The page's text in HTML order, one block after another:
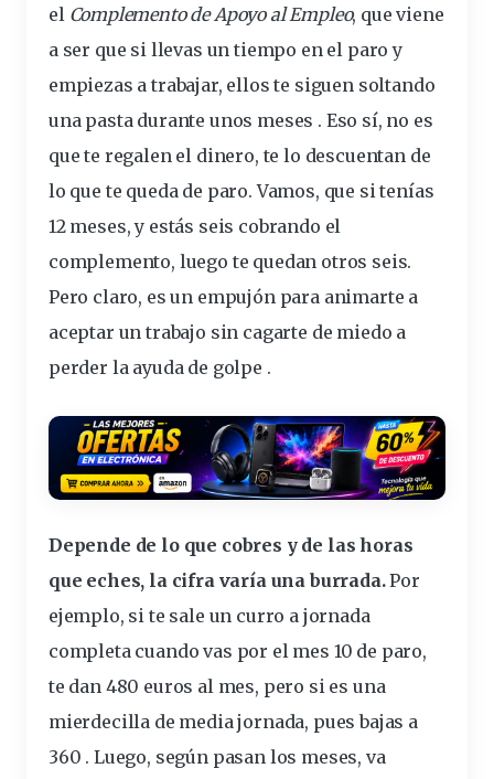
el Complemento de Apoyo al Empleo, que viene
a ser que si llevas un tiempo en el paro y
empiezas a trabajar, ellos te siguen soltando
una pasta durante unos meses . Eso sí, no es
que te regalen el dinero, te lo descuentan de
lo que te queda de paro. Vamos, que si tenías
12 meses, y estás seis cobrando el
complemento, luego te quedan otros seis.
Pero claro, es un empujón para animarte a
aceptar un trabajo sin cagarte de miedo a
perder la ayudade golpe .
Depende de lo que cobres y de las horas
que eches, la cifra varía una burrada.Por
ejemplo, si te sale un curro a jornada
completa cuando vas por el mes 10 de paro,
te dan 480 euros al mes, pero si es una
mierdecilla de media jornada, pues bajas a
360 . Luego, según pasan los meses, va